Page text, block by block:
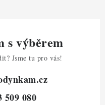
s výběrem
Jsme tu pro vás!
509 080